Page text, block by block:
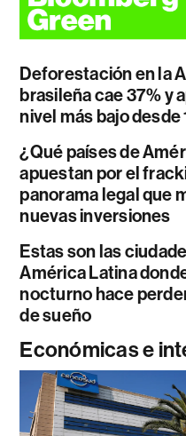
Deforestación en la
brasileña cae 37% y
nivel más bajo desde
¿Qué países de
apuestan por el
panorama legal que
nuevas inversiones
Estas son las
América Latina
nocturno hace
de sueño
Económicas e